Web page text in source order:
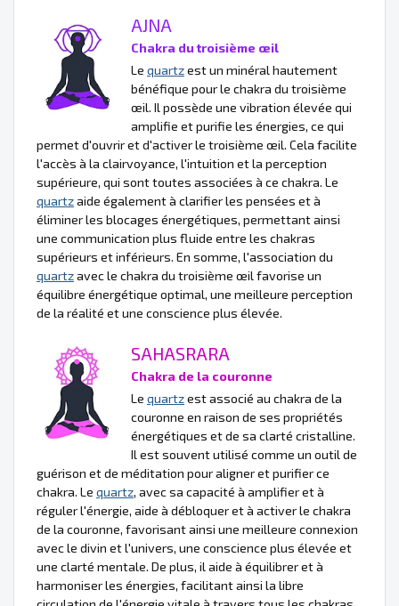
AJNA
Chakra du troisième œil
Le quartzest un minéral hautement
bénéfique pour le chakra du troisième
œil. Il possède une vibration élevée qui
amplifie et purifie les énergies, ce qui
permet d'ouvrir et d'activer le troisième œil. Cela facilite
l'accès à la clairvoyance, l'intuition et la perception
supérieure, qui sont toutes associées à ce chakra. Le
quartzaide également à clarifier les pensées et à
éliminer les blocages énergétiques, permettant ainsi
une communication plus fluide entre les chakras
supérieurs et inférieurs. En somme, l'association du
quartzavec le chakra du troisième œil favorise un
équilibre énergétique optimal, une meilleure perception
de la réalité et une conscience plus élevée.
SAHASRARA
Chakra de la couronne
Le quartzest associé au chakra de la
couronne en raison de ses propriétés
énergétiques et de sa clarté cristalline.
Il est souvent utilisé comme un outil de
guérison et de méditation pour aligner et purifier ce
chakra. Le quartz, avec sa capacité à amplifier et à
réguler l'énergie, aide à débloquer et à activer le chakra
de la couronne, favorisant ainsi une meilleure connexion
avec le divin et l'univers, une conscience plus élevée et
une clarté mentale. De plus, il aide à équilibrer et à
harmoniser les énergies, facilitant ainsi la libre